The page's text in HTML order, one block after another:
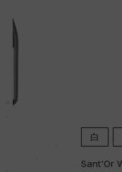
Sant'Or Winery